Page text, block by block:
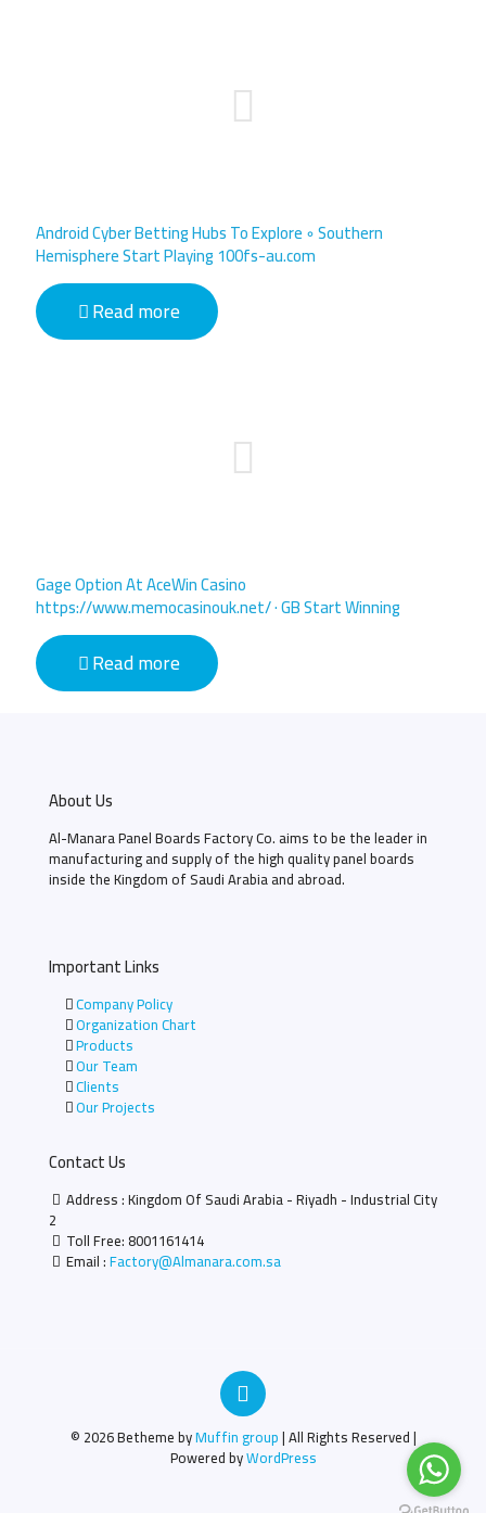
Android Cyber Betting Hubs To Explore ◦ Southern
Hemisphere Start Playing 100fs-au.com
Read more
Gage Option At AceWin Casino
https://www.memocasinouk.net/ · GB Start Winning
Read more
About Us
Al-Manara Panel Boards Factory Co. aims to be the leader in
manufacturing and supply of the high quality panel boards
inside the Kingdom of Saudi Arabia and abroad.
Important Links
Company Policy
Organization Chart
Products
Our Team
Clients
Our Projects
Contact Us
Address : Kingdom Of Saudi Arabia - Riyadh - Industrial City
2
Toll Free:8001161414
Email :Factory@Almanara.com.sa
© 2026 Betheme byMuffin group| All Rights Reserved |
Powered byWordPress